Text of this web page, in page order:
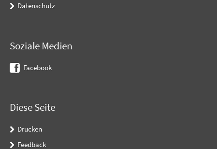
Datenschutz
Soziale Medien
Facebook
Diese Seite
Drucken
Feedback